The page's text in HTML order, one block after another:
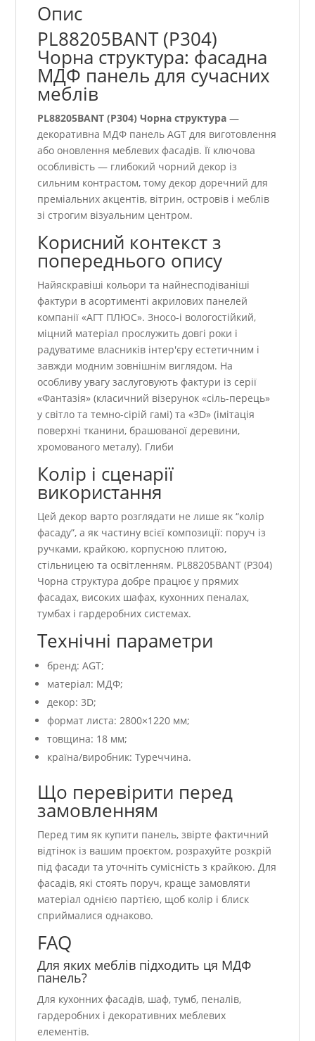
Опис
PL88205BANT (P304)
Чорна структура: фасадна
МДФ панель для сучасних
меблів
PL88205BANT (P304) Чорна структура —
декоративна МДФ панель AGT для виготовлення
або оновлення меблевих фасадів. Її ключова
особливість — глибокий чорний декор із
сильним контрастом, тому декор доречний для
преміальних акцентів, вітрин, островів і меблів
зі строгим візуальним центром.
Корисний контекст з
попереднього опису
Найяскравіші кольори та найнесподіваніші
фактури в асортименті акрилових панелей
компанії «АГТ ПЛЮС». Зносо-і вологостійкий,
міцний матеріал прослужить довгі роки і
радуватиме власників інтер'єру естетичним і
завжди модним зовнішнім виглядом. На
особливу увагу заслуговують фактури із серії
«Фантазія» (класичний візерунок «сіль-перець»
у світло та темно-сірій гамі) та «3D» (імітація
поверхні тканини, брашованої деревини,
хромованого металу). Глиби
Колір і сценарії
використання
Цей декор варто розглядати не лише як “колір
фасаду”, а як частину всієї композиції: поруч із
ручками, крайкою, корпусною плитою,
стільницею та освітленням. PL88205BANT (P304)
Чорна структура добре працює у прямих
фасадах, високих шафах, кухонних пеналах,
тумбах і гардеробних системах.
Технічні параметри
бренд: AGT;
матеріал: МДФ;
декор: 3D;
формат листа: 2800×1220 мм;
товщина: 18 мм;
країна/виробник: Туреччина.
Що перевірити перед
замовленням
Перед тим як купити панель, звірте фактичний
відтінок із вашим проєктом, розрахуйте розкрій
під фасади та уточніть сумісність з крайкою. Для
фасадів, які стоять поруч, краще замовляти
матеріал однією партією, щоб колір і блиск
сприймалися однаково.
FAQ
Для яких меблів підходить ця МДФ
панель?
Для кухонних фасадів, шаф, тумб, пеналів,
гардеробних і декоративних меблевих
елементів.